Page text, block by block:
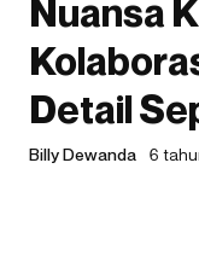
Nuansa
Detail
Billy Dewanda 6